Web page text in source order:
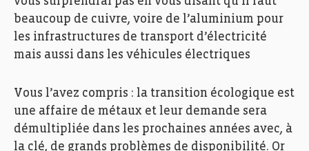
beaucoup de cuivre, voire de l’aluminium pour
les infrastructures de transport d’électricité
mais aussi dans les véhicules électriques
Vous l’avez compris : la transition écologique est
une affaire de métaux et leur demande sera
démultipliée dans les prochaines années avec, à
la clé, de grands problèmes de disponibilité. Or